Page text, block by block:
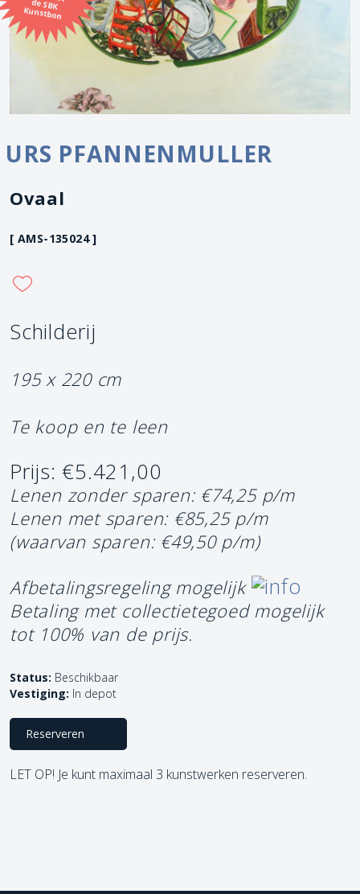
Kunstbon
URS PFANNENMULLER
Ovaal
[ AMS-135024 ]
Schilderij
195 x 220 cm
Te koop en te leen
Prijs: €5.421,00
Lenen zonder sparen: €74,25 p/m
Lenen met sparen: €85,25 p/m
(waarvan sparen: €49,50 p/m)
Afbetalingsregeling mogelijk
Betaling met collectietegoed mogelijk
tot 100% van de prijs.
Status: Beschikbaar
Vestiging: In depot
Reserveren
LET OP! Je kunt maximaal 3 kunstwerken reserveren.